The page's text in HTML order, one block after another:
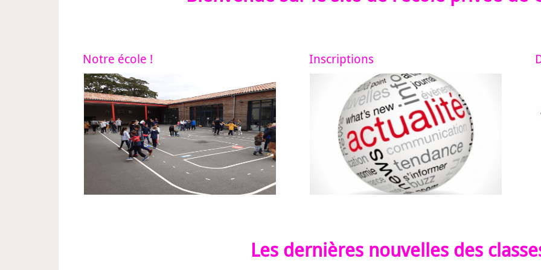
Notre école !
Voici les photos de notre école.
Inscriptions
Les dernières nouvelles des